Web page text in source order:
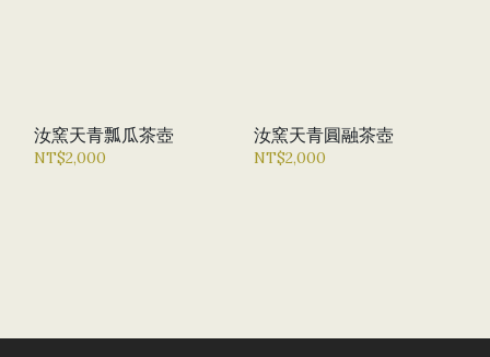
汝窯天青瓢瓜茶壺
NT$2,000
汝窯天青圓融茶壺
NT$2,000